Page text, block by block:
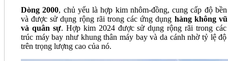
Dòng 2000, chủ yếu là hợp kim nhôm-đồng, cung cấp độ
và được sử dụng rộng rãi trong các ứng dụng hàng không
và quân sự. Hợp kim 2024 được sử dụng rộng rãi trong các
trúc máy bay như khung thân máy bay và da cánh nhờ tỷ lệ độ
trên trọng lượng cao của nó.